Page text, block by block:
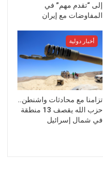
إلى “تقدم مهم” في
المفاوضات مع إيران
أخبار دولية
تزامنا مع محادثات واشنطن..
حزب الله يقصف 13 منطقة
في شمال إسرائيل